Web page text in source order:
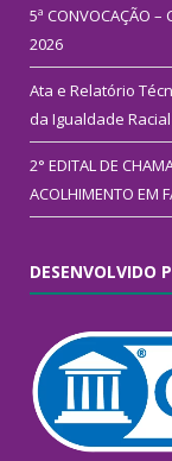
5ª CONVOCAÇÃO –
2026
Ata e Relatório
da Igualdade
2° EDITAL DE
ACOLHIMENTO EM
DESENVOLVIDO